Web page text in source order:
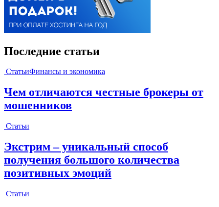
Последние статьи
СтатьиФинансы и экономика
Чем отличаются честные брокеры от
мошенников
Статьи
Экстрим – уникальный способ
получения большого количества
позитивных эмоций
Статьи